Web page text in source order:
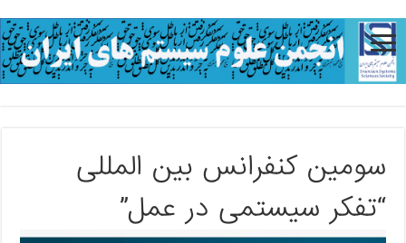
سومین کنفرانس بین المللی
“تفکر سیستمی در عمل”